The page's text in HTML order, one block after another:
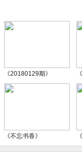
《20180129期》
《不忘书香》